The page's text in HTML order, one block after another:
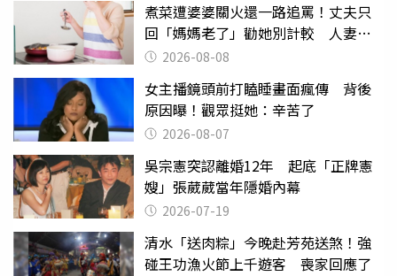
煮菜遭婆婆關火還一路追罵！丈夫只
回「媽媽老了」勸她別計較 人妻超
崩潰：我像台傭
2026-08-08
女主播鏡頭前打瞌睡畫面瘋傳 背後
原因曝！觀眾挺她：辛苦了
2026-08-07
吳宗憲突認離婚12年 起底「正牌憲
嫂」張葳葳當年隱婚內幕
2026-07-19
清水「送肉粽」今晚赴芳苑送煞！強
碰王功漁火節上千遊客 喪家回應了